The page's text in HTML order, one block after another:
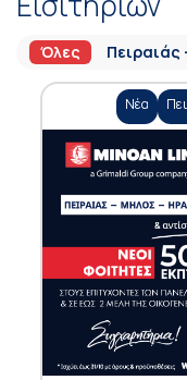
Όλες Πειραιάς
Νέα